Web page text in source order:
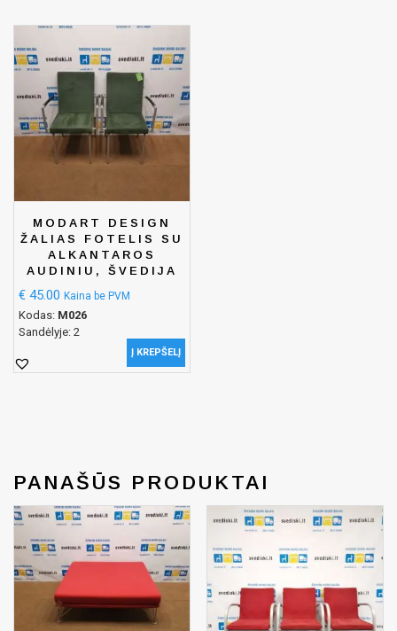
MODART DESIGN
ŽALIAS FOTELIS SU
ALKANTAROS
AUDINIU, ŠVEDIJA
€ 45.00 Kaina be PVM
Kodas: M026
Sandėlyje: 2
Į KREPŠELĮ
PANAŠŪS PRODUKTAI